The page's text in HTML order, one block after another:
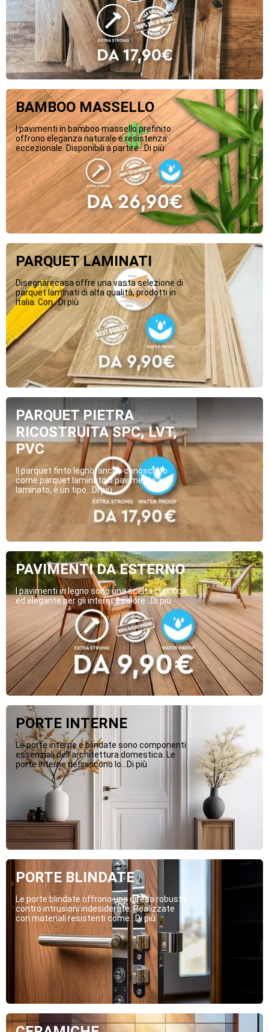
BAMBOO MASSELLO
I pavimenti in bamboo massello prefinito
offrono eleganza naturale e resistenza
eccezionale. Disponibili a partire...Di più
PARQUET LAMINATI
Disegnarecasa offre una vasta selezione di
parquet laminati di alta qualità, prodotti in
Italia. Con...Di più
PARQUET PIETRA
RICOSTRUITA SPC, LVT,
PVC
Il parquet finto legno, anche conosciuto
come parquet laminato o pavimento in
laminato, è un tipo...Di più
PAVIMENTI DA ESTERNO
I pavimenti in legno sono una scelta classica
ed elegante per gli interni. Il calore...Di più
PORTE INTERNE
Le porte interne e blindate sono componenti
essenziali dell’architettura domestica. Le
porte interne definiscono lo...Di più
PORTE BLINDATE
Le porte blindate offrono una difesa robusta
contro intrusioni indesiderate. Realizzate
con materiali resistenti come...Di più